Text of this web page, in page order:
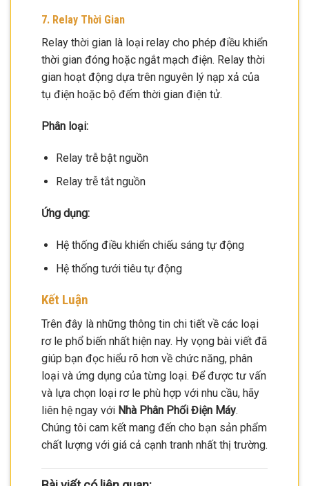
7. Relay Thời Gian
Relay thời gian là loại relay cho phép điều khiển
thời gian đóng hoặc ngắt mạch điện. Relay thời
gian hoạt động dựa trên nguyên lý nạp xả của
tụ điện hoặc bộ đếm thời gian điện tử.
Phân loại:
Relay trễ bật nguồn
Relay trễ tắt nguồn
Ứng dụng:
Hệ thống điều khiển chiếu sáng tự động
Hệ thống tưới tiêu tự động
Kết Luận
Trên đây là những thông tin chi tiết về các loại
rơ le phổ biến nhất hiện nay. Hy vọng bài viết đã
giúp bạn đọc hiểu rõ hơn về chức năng, phân
loại và ứng dụng của từng loại. Để được tư vấn
và lựa chọn loại rơ le phù hợp với nhu cầu, hãy
liên hệ ngay với Nhà Phân Phối Điện Máy.
Chúng tôi cam kết mang đến cho bạn sản phẩm
chất lượng với giá cả cạnh tranh nhất thị trường.